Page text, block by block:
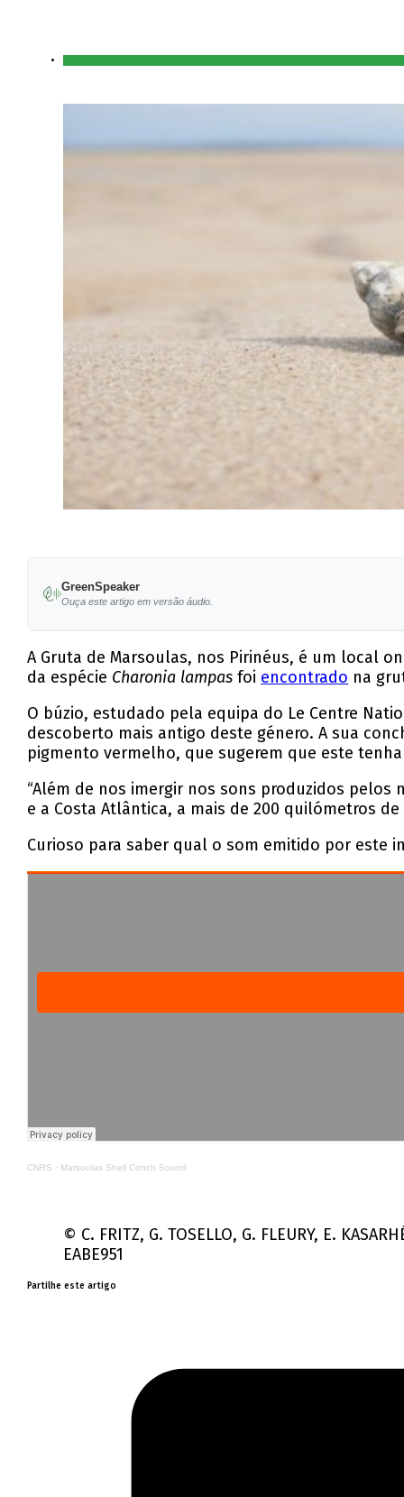
GreenSpeaker
Ouça este artigo em versão áudio.
A Gruta de Marsoulas, nos Pirinéus, é um local
da espécie Charonia lampas foi encontrado na
O búzio, estudado pela equipa do Le Centre
descoberto mais antigo deste género. A sua
pigmento vermelho, que sugerem que este
“Além de nos imergir nos sons produzidos
e a Costa Atlântica, a mais de 200 quilómetros
Curioso para saber qual o som emitido por este
CNRS · Marsoulas Shell Conch Sound
© C. FRITZ, G. TOSELLO, G. FLEURY, E.
EABE951
Partilhe este artigo